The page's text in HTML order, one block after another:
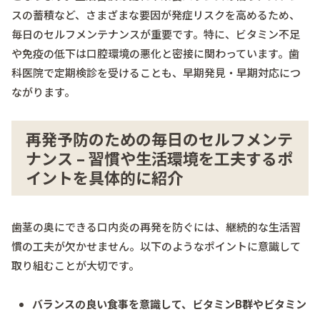
スの蓄積など、さまざまな要因が発症リスクを高めるため、
毎日のセルフメンテナンスが重要です。特に、ビタミン不足
や免疫の低下は口腔環境の悪化と密接に関わっています。歯
科医院で定期検診を受けることも、早期発見・早期対応につ
ながります。
再発予防のための毎日のセルフメンテ
ナンス – 習慣や生活環境を工夫するポ
イントを具体的に紹介
歯茎の奥にできる口内炎の再発を防ぐには、継続的な生活習
慣の工夫が欠かせません。以下のようなポイントに意識して
取り組むことが大切です。
バランスの良い食事を意識して、ビタミンB群やビタミン